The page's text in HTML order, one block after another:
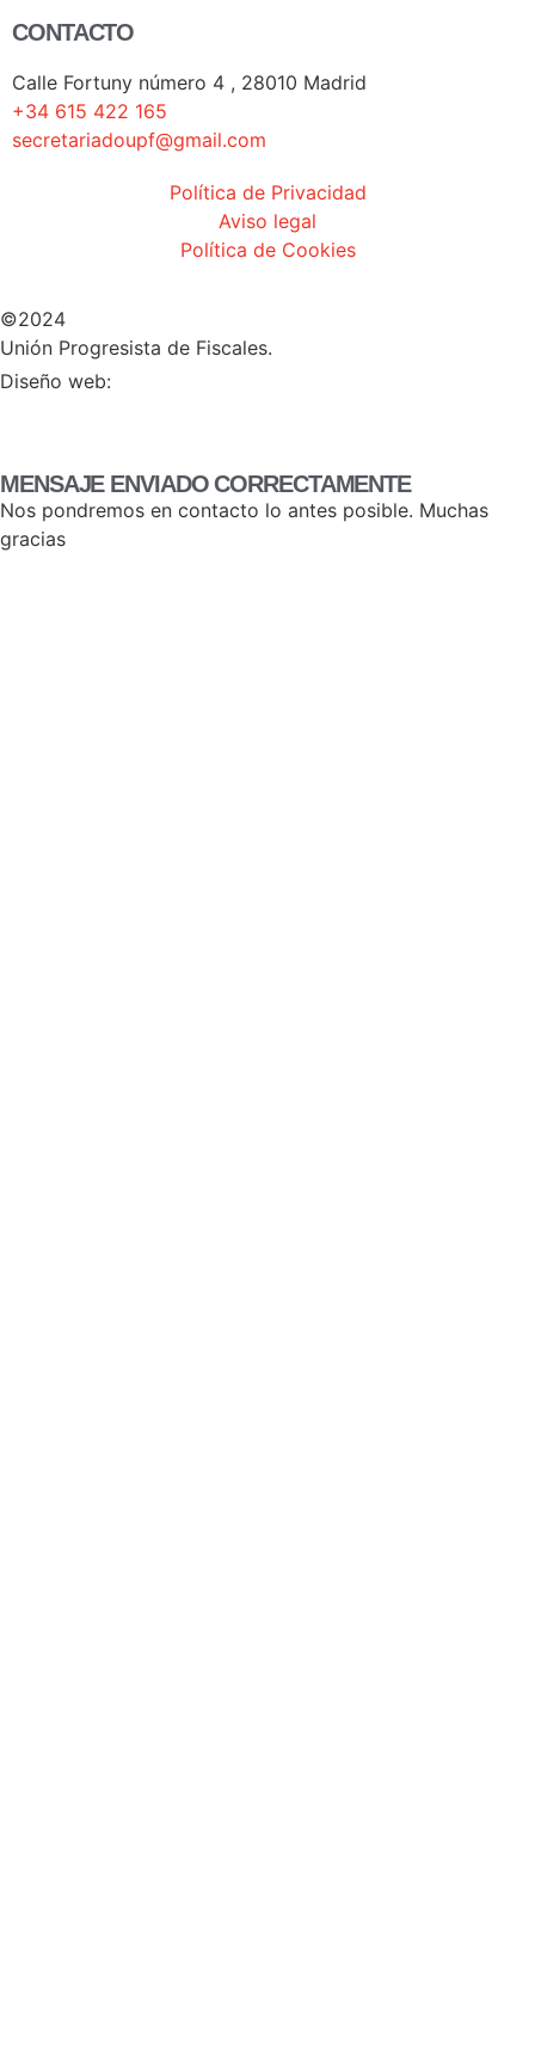
CONTACTO
Calle Fortuny número 4 , 28010 Madrid
+34 615 422 165
secretariadoupf@gmail.com
Política de Privacidad
Aviso legal
Política de Cookies
©2024
Unión Progresista de Fiscales.
Diseño web:
MENSAJE ENVIADO CORRECTAMENTE
Nos pondremos en contacto lo antes posible. Muchas
gracias